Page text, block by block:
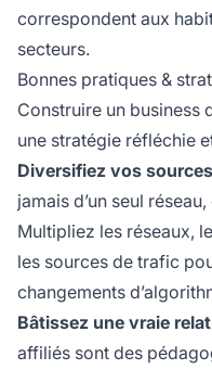
correspondent aux
secteurs.
Bonnes pratiques &
Construire un business
une stratégie réfléchie
Diversifiez vos
jamais d’un seul
Multipliez les réseaux,
les sources de trafic
changements
Bâtissez une vraie
affiliés sont des